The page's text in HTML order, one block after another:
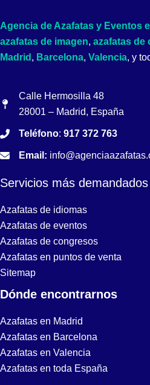
Agencia de Azafatas y Eventos
azafatas de imagen, azafatas de
Madrid , Barcelona, Valencia, y
Calle Hermosilla 48
28001 – Madrid, España
Teléfono: 917 372 763
Email:
Servicios más demandados
Azafatas de idiomas
Azafatas de eventos
Azafatas de congresos
Azafatas en puntos de venta
Sitemap
Dónde encontrarnos
Azafatas en Madrid
Azafatas en Barcelona
Azafatas en Valencia
Azafatas en toda España